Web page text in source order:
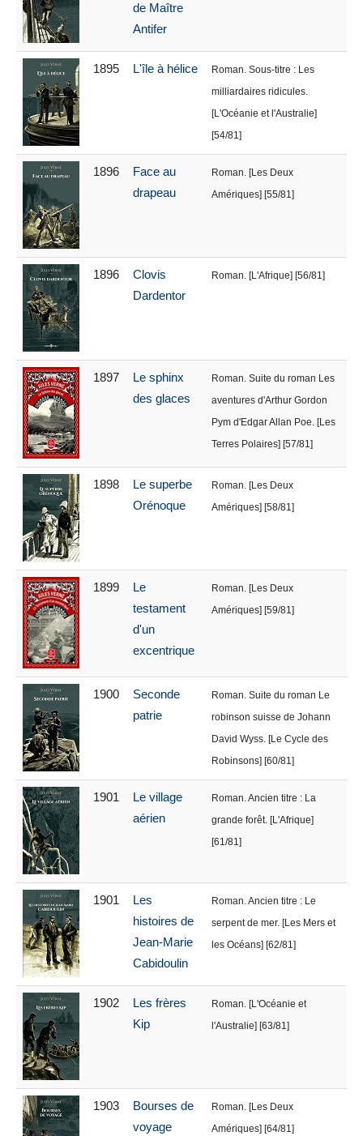
de Maître
Antifer
1895 L'île à hélice
Roman. Sous-titre : Les
milliardaires ridicules.
[L'Océanie et l'Australie]
[54/81]
1896
Face au
drapeau
Roman. [Les Deux
Amériques] [55/81]
1896
Clovis
Dardentor
Roman. [L'Afrique] [56/81]
1897
Le sphinx
des glaces
Roman. Suite du roman Les
aventures d'Arthur Gordon
Pym d'Edgar Allan Poe. [Les
Terres Polaires] [57/81]
1898
Le superbe
Orénoque
Roman. [Les Deux
Amériques] [58/81]
1899
Le
testament
d'un
excentrique
Roman. [Les Deux
Amériques] [59/81]
1900
Seconde
patrie
Roman. Suite du roman Le
robinson suisse de Johann
David Wyss. [Le Cycle des
Robinsons] [60/81]
1901
Le village
aérien
Roman. Ancien titre : La
grande forêt. [L'Afrique]
[61/81]
1901
Les
histoires de
Jean-Marie
Cabidoulin
Roman. Ancien titre : Le
serpent de mer. [Les Mers et
les Océans] [62/81]
1902
Les frères
Kip
Roman. [L'Océanie et
l'Australie] [63/81]
1903
Bourses de
voyage
Roman. [Les Deux
Amériques] [64/81]